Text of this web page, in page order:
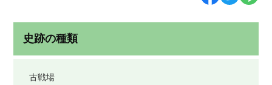
史跡の種類
古戦場